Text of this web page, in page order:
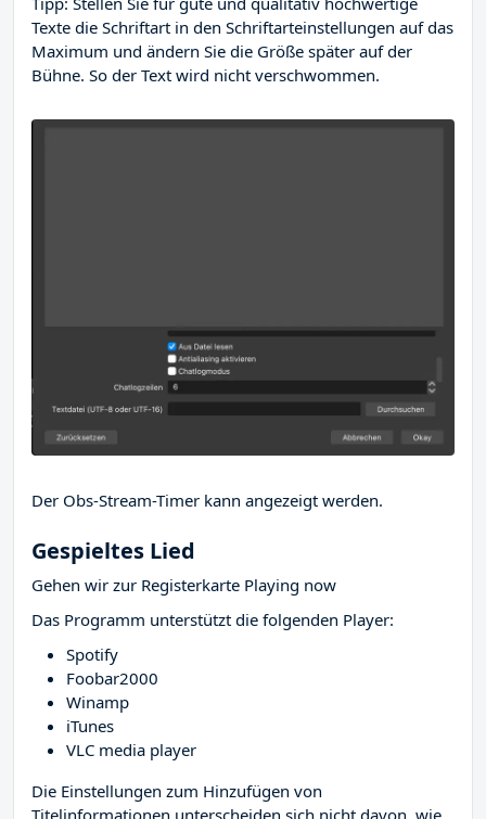
Texte die Schriftart in den Schriftarteinstellungen auf das
Maximum und ändern Sie die Größe später auf der
Bühne. So der Text wird nicht verschwommen.
Der Obs-Stream-Timer kann angezeigt werden.
Gespieltes Lied
Gehen wir zur Registerkarte Playing now
Das Programm unterstützt die folgenden Player:
Spotify
Foobar2000
Winamp
iTunes
VLC media player
Die Einstellungen zum Hinzufügen von
Titelinformationen unterscheiden sich nicht davon, wie